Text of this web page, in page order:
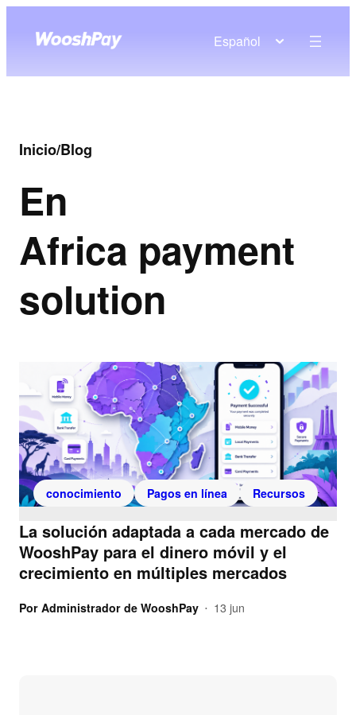
Español
Inicio/Blog
En
Africa payment
solution
conocimiento Pagos en línea Recursos
La solución adaptada a cada mercado de
WooshPay para el dinero móvil y el
crecimiento en múltiples mercados
Por Administrador de WooshPay • 13 jun